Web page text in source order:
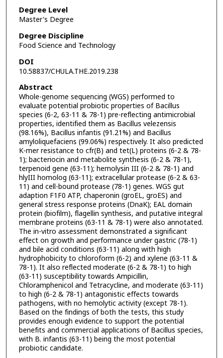
Degree Level
Master's Degree
Degree Discipline
Food Science and Technology
DOI
10.58837/CHULA.THE.2019.238
Abstract
Whole-genome sequencing (WGS) performed to
evaluate potential probiotic properties of Bacillus
species (6-2, 63-11 & 78-1) pre-reflecting antimicrobial
properties, identified them as Bacillus velezensis
(98.16%), Bacillus infantis (91.21%) and Bacillus
amyloliquefaciens (99.06%) respectively. It also predicted
K-mer resistance to cfr(B) and tet(L) proteins (6-2 & 78-
1); bacteriocin and metabolite synthesis (6-2 & 78-1),
terpenoid gene (63-11); hemolysin III (6-2 & 78-1) and
hlyIII homolog (63-11); extracellular protease (6-2 & 63-
11) and cell-bound protease (78-1) genes. WGS gut
adaption F1F0 ATP, chaperonin (groEL, groES) and
general stress response proteins (DnaK); EAL domain
protein (biofilm), flagellin synthesis, and putative integral
membrane proteins (63-11 & 78-1) were also annotated.
The in-vitro assessment demonstrated a significant
effect on growth and performance under gastric (78-1)
and bile acid conditions (63-11) along with high
hydrophobicity to chloroform (6-2) and xylene (63-11 &
78-1). It also reflected moderate (6-2 & 78-1) to high
(63-11) susceptibility towards Ampicillin,
Chloramphenicol and Tetracycline, and moderate (63-11)
to high (6-2 & 78-1) antagonistic effects towards
pathogens, with no hemolytic activity (except 78-1).
Based on the findings of both the tests, this study
provides enough evidence to support the potential
benefits and commercial applications of Bacillus species,
with B. infantis (63-11) being the most potential
probiotic candidate.